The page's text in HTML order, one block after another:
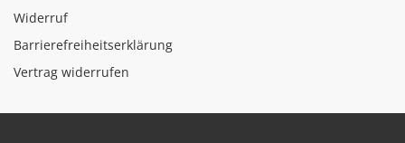
Widerruf
Barrierefreiheitserklärung
Vertrag widerrufen